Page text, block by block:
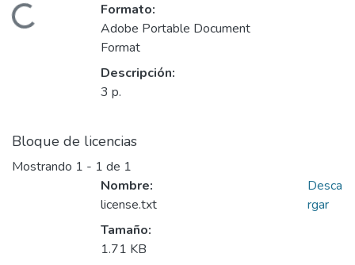
Cargando...
Formato:
Adobe Portable Document
Format
Descripción:
3 p.
Bloque de licencias
Mostrando 1 - 1 de 1
Nombre:
license.txt
Tamaño:
1.71 KB
Desca
rgar